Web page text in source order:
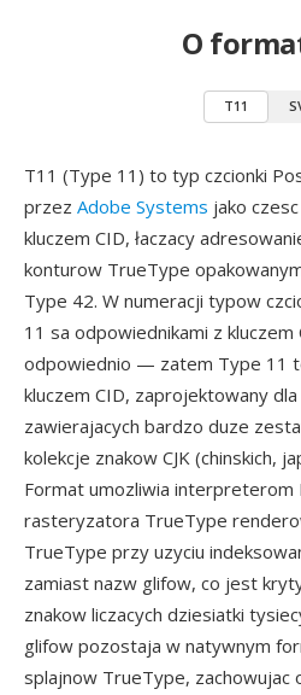
O
T11
T11 (Type 11) to typ czcionki
przez Adobe Systems jako
kluczem CID, łaczacy
konturow TrueType
Type 42. W numeracji typow
11 sa odpowiednikami z
odpowiednio — zatem Type 11
kluczem CID, zaprojektowany
zawierajacych bardzo duze
kolekcje znakow CJK (chinskich,
Format umozliwia interpreterom
rasteryzatora TrueType
TrueType przy uzyciu
zamiast nazw glifow, co jest
znakow liczacych dziesiatki
glifow pozostaja w natywnym
splajnow TrueType, zachowujac